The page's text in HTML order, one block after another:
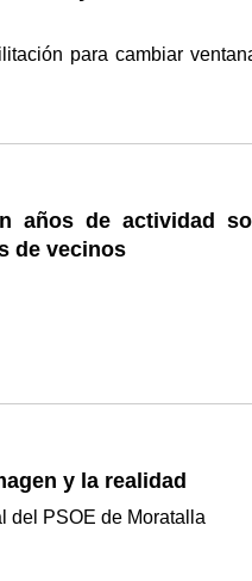
para cambiar
años de actividad
de vecinos
y la realidad
del PSOE de Moratalla